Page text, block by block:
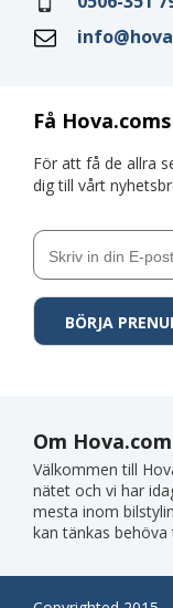
Få
För att få de allra
dig till vårt
Om Hova.com
Välkommen till
nätet och vi har
mesta inom
kan tänkas behöva